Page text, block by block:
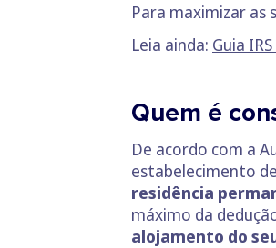
Para maximizar as
Leia ainda: Guia
Quem é
De acordo com a
estabelecimento
residência
máximo da
alojamento do